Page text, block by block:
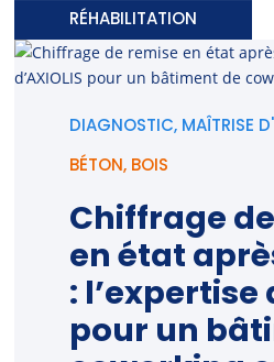
RÉHABILITATION
DIAGNOSTIC, MAÎTRISE
BÉTON, BOIS
Chiffrage
en état
: l’expertise
pour un